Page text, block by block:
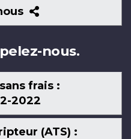
Suivez-
nous
nous.
frais :
2022
(ATS) :